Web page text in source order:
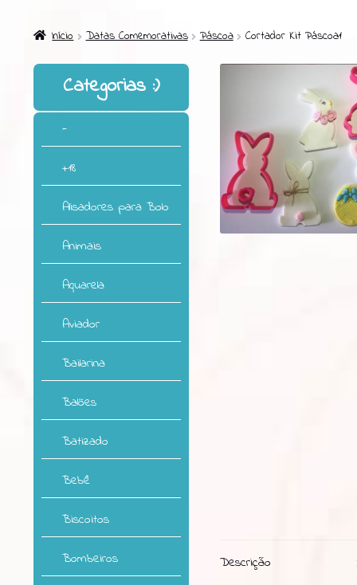
Início Datas Comemorativas Páscoa Cortador Kit Páscoa1
Descrição
Categorias
-
+18
Alisadores para Bolo
Animais
Aquarela
Aviador
Bailarina
Balões
Batizado
Bebê
Biscoitos
Bombeiros